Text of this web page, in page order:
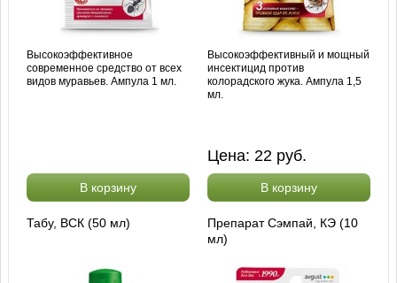
Высокоэффективное
современное средство от всех
видов муравьев. Ампула 1 мл.
В корзину
Высокоэффективный и мощный
инсектицид против
колорадского жука. Ампула 1,5
мл.
Цена: 22 руб.
В корзину
Табу, ВСК (50 мл)
Препарат Сэмпай, КЭ (10
мл)